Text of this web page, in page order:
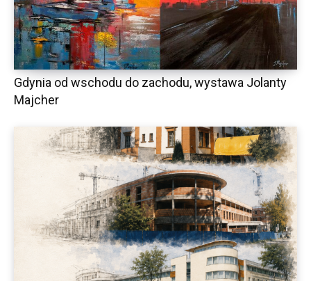
Gdynia od wschodu do zachodu, wystawa Jolanty
Majcher